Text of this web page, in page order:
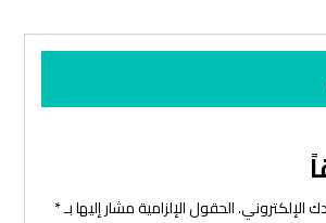
الإلكتروني.الحقول الإلزامية مشار إليها بـ*